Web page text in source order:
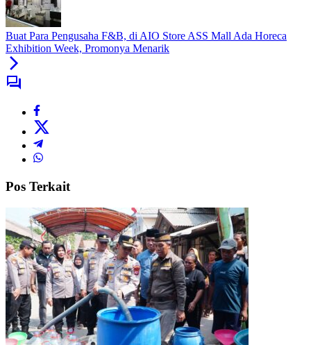
Buat Para Pengusaha F&B, di AIO Store ASS Mall Ada Horeca
Exhibition Week, Promonya Menarik
Pos Terkait